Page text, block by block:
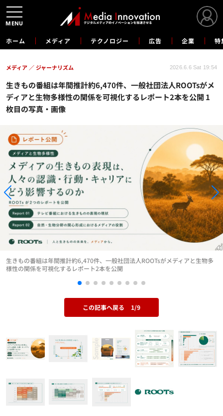
ホーム メディア テクノロジー 広告 企業 特
生きもの番組は年間推計約6,470件、一般社団法人ROOTsがメ
ディアと生物多様性の関係を可視化するレポート2本を公開 1
枚目の写真・画像
メディア ジャーナリズム 2026.6.6 Sat 19:54
生きもの番組は年間推計約6,470件、一般社団法人ROOTsがメディアと生物多
様性の関係を可視化するレポート2本を公開
この記事へ戻る 1/9
MENU